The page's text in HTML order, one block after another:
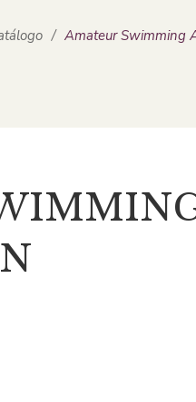
/ Amateur Swimming